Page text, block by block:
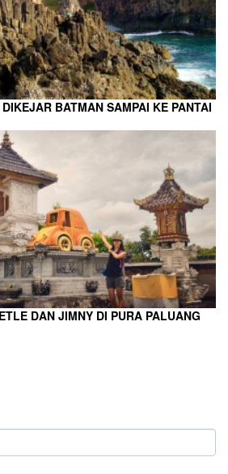
BATMAN SAMPAI KE PANTAI
DAN JIMNY DI PURA PALUANG